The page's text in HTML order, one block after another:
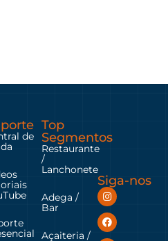
de
Top
Segmentos
Restaurante
/
Lanchonete
Adega /
Bar
Açaiteria /
Siga-nos